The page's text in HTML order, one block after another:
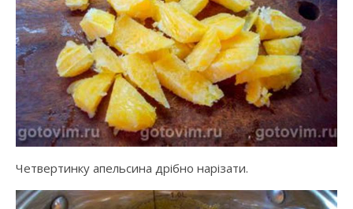
Четвертинку апельсина дрібно нарізати.